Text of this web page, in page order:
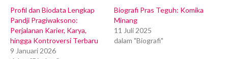
Profil dan Biodata Lengkap
Pandji Pragiwaksono:
Perjalanan Karier, Karya,
hingga Kontroversi Terbaru
9 Januari 2026
Biografi Pras Teguh: Komika
Minang
11 Juli 2025
dalam "Biografi"